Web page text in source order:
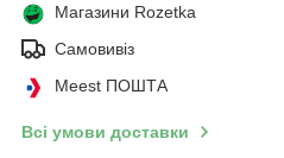
Магазини Rozetka
Самовивіз
Meest ПОШТА
Всі умови доставки